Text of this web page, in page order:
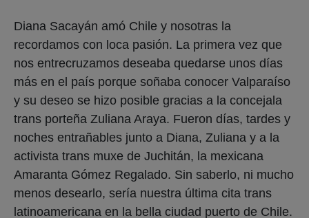
Diana Sacayán amó Chile y nosotras la
recordamos con loca pasión. La primera vez que
nos entrecruzamos deseaba quedarse unos días
más en el país porque soñaba conocer Valparaíso
y su deseo se hizo posible gracias a la concejala
trans porteña Zuliana Araya. Fueron días, tardes y
noches entrañables junto a Diana, Zuliana y a la
activista trans muxe de Juchitán, la mexicana
Amaranta Gómez Regalado. Sin saberlo, ni mucho
menos desearlo, sería nuestra última cita trans
latinoamericana en la bella ciudad puerto de Chile.